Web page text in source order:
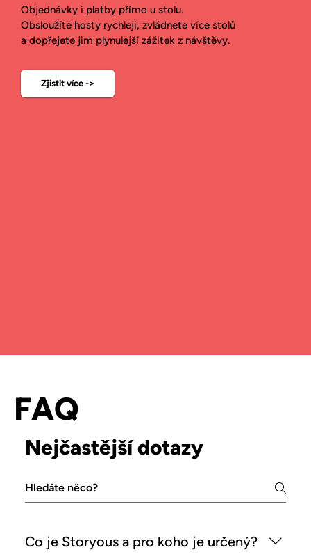
Správa
skladů
Propojení
kuchyně s
Rozvozové
objednávky
Efektivní
řízení podniku
Přijímání
objednávek
Zjistit více ->
Objednávky i platby přímo u stolu.
Obsloužíte hosty rychleji, zvládnete více stolů
a dopřejete jim plynulejší zážitek z návštěvy.
FAQ
Máte otázky? My máme odpovědi!
Prozkoumejte často kladené dotazy nebo se
Nejčastější dotazy
Co je Storyous a pro koho je určený?